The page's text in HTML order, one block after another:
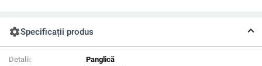
settingsSpecificații produs
Detalii:
Panglică